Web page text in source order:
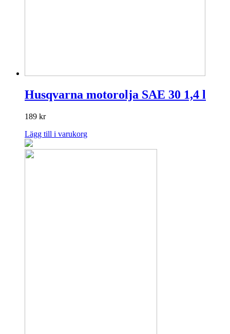
Husqvarna motorolja SAE 30 1,4 l
189 kr
Lägg till i varukorg